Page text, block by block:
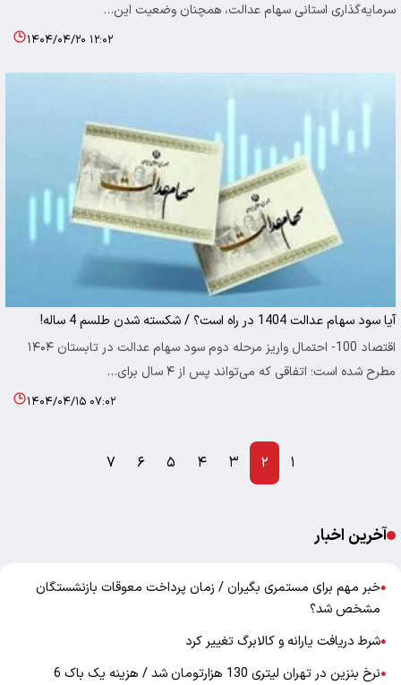
سرمایه‌گذاری استانی سهام عدالت، همچنان وضعیت این…
۱۴۰۴/۰۴/۲۰ ۱۲:۰۲
آیا سود سهام عدالت 1404 در راه است؟ / شکسته شدن طلسم 4 ساله!
اقتصاد 100- احتمال واریز مرحله دوم سود سهام عدالت در تابستان ۱۴۰۴
مطرح شده است؛ اتفاقی که می‌تواند پس از ۴ سال برای…
۱۴۰۴/۰۴/۱۵ ۰۷:۰۲
۱ ۲ ۳ ۴ ۵ ۶ ۷
آخرین اخبار
●خبر مهم برای مستمری بگیران / زمان پرداخت معوقات بازنشستگان
مشخص شد؟
●شرط دریافت یارانه و کالابرگ تغییر کرد
●
نرخ بنزین در تهران لیتری 130 هزارتومان شد / هزینه یک باک 6